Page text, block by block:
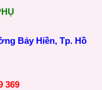
Bảy Hiền, Tp. Hồ
369